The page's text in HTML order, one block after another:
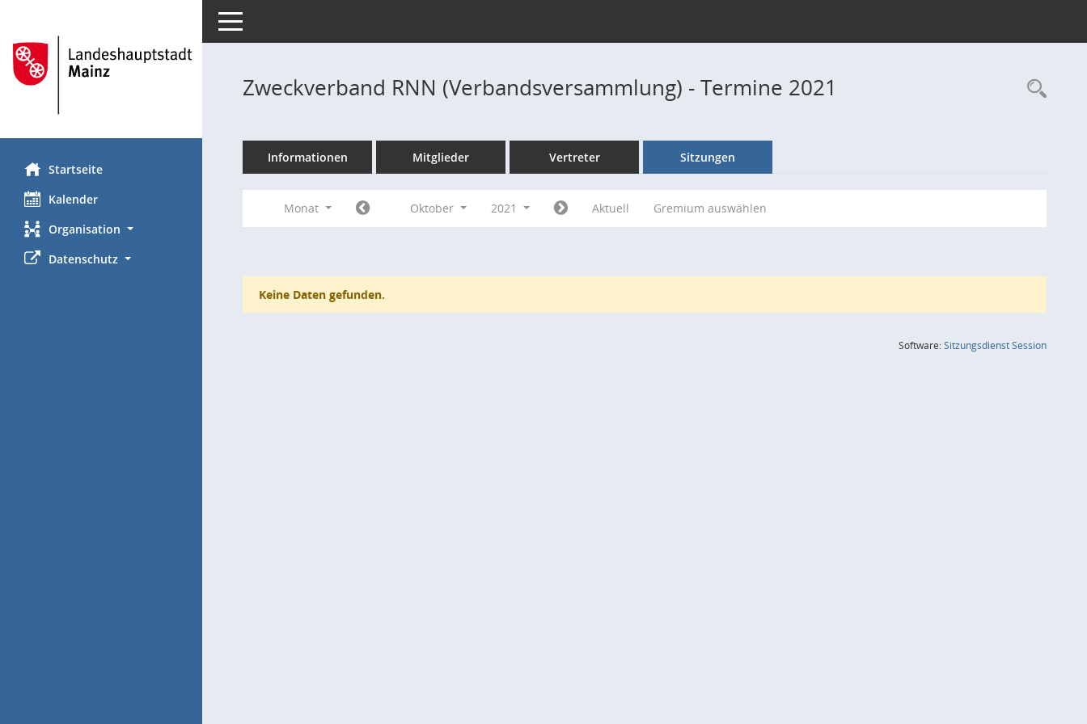
Startseite
Kalender
Organisation
Datenschutz
Toggle navigation
Zweckverband RNN (Verbandsversammlung) - Termine 2021
Informationen Mitglieder Vertreter Sitzungen
Monat Oktober 2021 Aktuell Gremium auswählen
Keine Daten gefunden.
Software:SitzungsdienstSession(Wird in